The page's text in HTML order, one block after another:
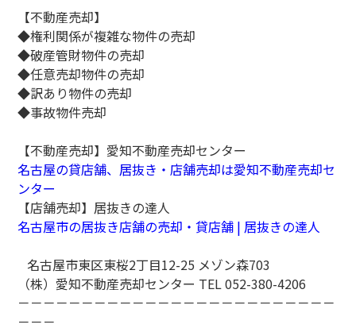
【不動産売却】
◆権利関係が複雑な物件の売却
◆破産管財物件の売却
◆任意売却物件の売却
◆訳あり物件の売却
◆事故物件売却
【不動産売却】愛知不動産売却センター
名古屋の貸店舗、居抜き・店舗売却は愛知不動産売却セ
ンター
【店舗売却】居抜きの達人
名古屋市の居抜き店舗の売却・貸店舗 | 居抜きの達人
名古屋市東区東桜2丁目12-25 メゾン森703
（株）愛知不動産売却センター TEL 052-380-4206
－－－－－－－－－－－－－－－－－－－－－－－－－
－－－